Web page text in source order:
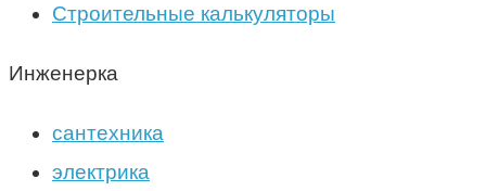
Строительные калькуляторы
Инженерка
сантехника
электрика